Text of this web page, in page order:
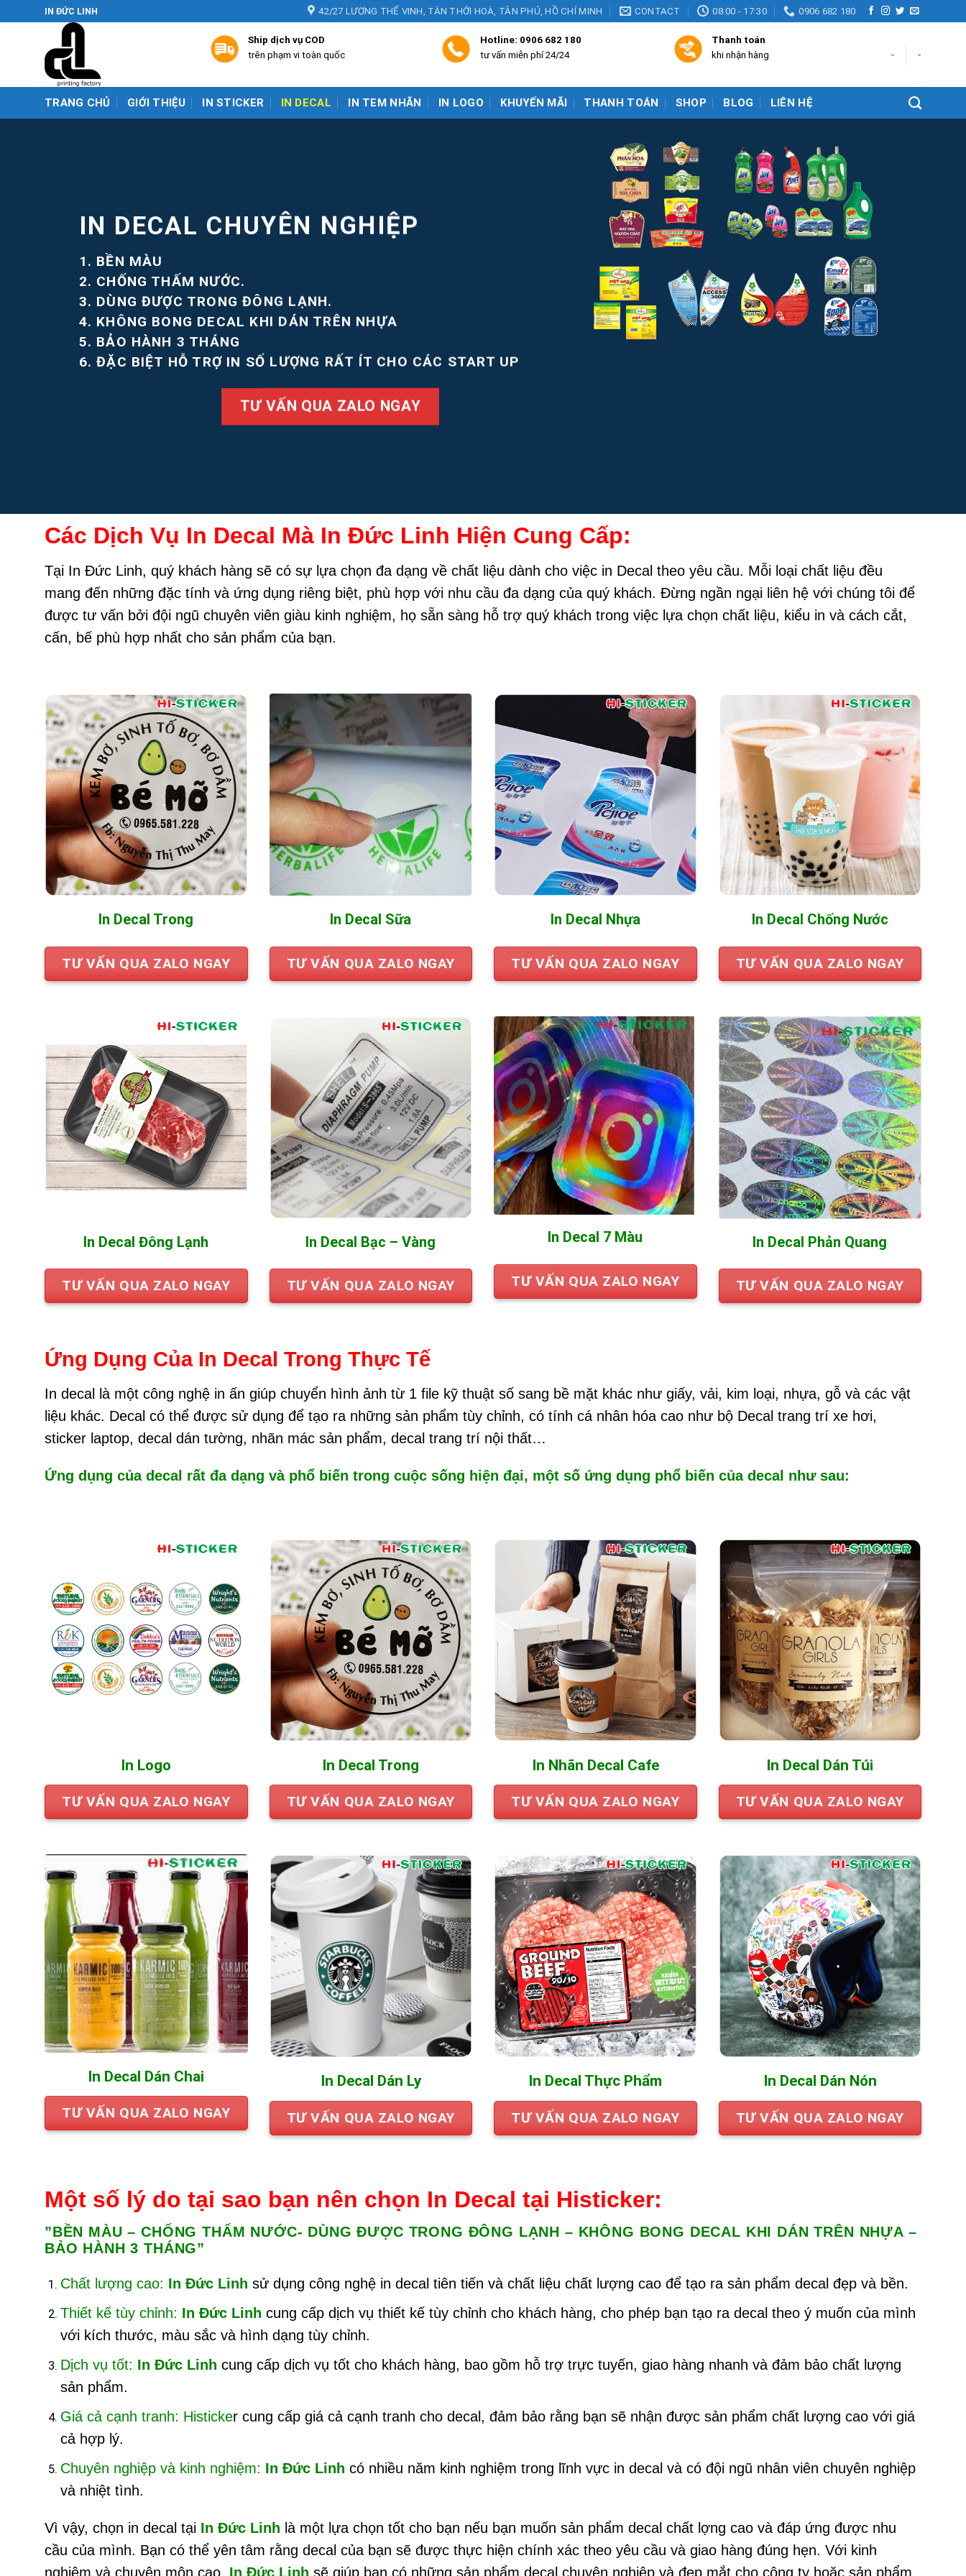
to
IN ĐỨC LINH 42/27 LƯƠNG THẾ VINH, TÂN THỚI HOÀ, TÂN PHÚ, HỒ CHÍ MINH CONTACT 08:00 - 17:30 0906 682 180
Ship dịch vụ COD
trên phạm vi toàn quốc
Hotline: 0906 682 180
tư vấn miễn phí 24/24
Thanh toán
khi nhận hàng
- -
TRANG CHỦ GIỚI THIỆU IN STICKER IN DECAL IN TEM NHÃN IN LOGO KHUYẾN MÃI THANH TOÁN SHOP BLOG LIÊN HỆ
IN DECAL CHUYÊN NGHIỆP
1. BỀN MÀU
2. CHỐNG THẤM NƯỚC.
3. DÙNG ĐƯỢC TRONG ĐÔNG LẠNH.
4. KHÔNG BONG DECAL KHI DÁN TRÊN NHỰA
5. BẢO HÀNH 3 THÁNG
6. ĐẶC BIỆT HỖ TRỢ IN SỐ LƯỢNG RẤT ÍT CHO CÁC START UP
TƯ VẤN QUA ZALO NGAY
Các Dịch Vụ In Decal Mà In Đức Linh Hiện Cung Cấp:
Tại In Đức Linh, quý khách hàng sẽ có sự lựa chọn đa dạng về chất liệu dành cho việc in Decal theo yêu cầu. Mỗi loại chất liệu đều
mang đến những đặc tính và ứng dụng riêng biệt, phù hợp với nhu cầu đa dạng của quý khách. Đừng ngần ngại liên hệ với chúng tôi để
được tư vấn bởi đội ngũ chuyên viên giàu kinh nghiệm, họ sẵn sàng hỗ trợ quý khách trong việc lựa chọn chất liệu, kiểu in và cách cắt,
cấn, bế phù hợp nhất cho sản phẩm của bạn.
In Decal Trong
TƯ VẤN QUA ZALO NGAY
In Decal Sữa
TƯ VẤN QUA ZALO NGAY
In Decal Nhựa
TƯ VẤN QUA ZALO NGAY
In Decal Chống Nước
TƯ VẤN QUA ZALO NGAY
In Decal Đông Lạnh
TƯ VẤN QUA ZALO NGAY
In Decal Bạc – Vàng
TƯ VẤN QUA ZALO NGAY
In Decal 7 Màu
TƯ VẤN QUA ZALO NGAY
In Decal Phản Quang
TƯ VẤN QUA ZALO NGAY
Ứng Dụng Của In Decal Trong Thực Tế
In decal là một công nghệ in ấn giúp chuyển hình ảnh từ 1 file kỹ thuật số sang bề mặt khác như giấy, vải, kim loại, nhựa, gỗ và các vật
liệu khác. Decal có thể được sử dụng để tạo ra những sản phẩm tùy chỉnh, có tính cá nhân hóa cao như bộ Decal trang trí xe hơi,
sticker laptop, decal dán tường, nhãn mác sản phẩm, decal trang trí nội thất…
Ứng dụng của decal rất đa dạng và phổ biến trong cuộc sống hiện đại, một số ứng dụng phổ biến của decal như sau:
In Logo
TƯ VẤN QUA ZALO NGAY
In Decal Trong
TƯ VẤN QUA ZALO NGAY
In Nhãn Decal Cafe
TƯ VẤN QUA ZALO NGAY
In Decal Dán Túi
TƯ VẤN QUA ZALO NGAY
In Decal Dán Chai
TƯ VẤN QUA ZALO NGAY
In Decal Dán Ly
TƯ VẤN QUA ZALO NGAY
In Decal Thực Phẩm
TƯ VẤN QUA ZALO NGAY
In Decal Dán Nón
TƯ VẤN QUA ZALO NGAY
Một số lý do tại sao bạn nên chọn In Decal tại Histicker:
”BỀN MÀU – CHỐNG THẤM NƯỚC- DÙNG ĐƯỢC TRONG ĐÔNG LẠNH – KHÔNG BONG DECAL KHI DÁN TRÊN NHỰA –
BẢO HÀNH 3 THÁNG”
Chất lượng cao: In Đức Linh sử dụng công nghệ in decal tiên tiến và chất liệu chất lượng cao để tạo ra sản phẩm decal đẹp và bền.
Thiết kế tùy chỉnh: In Đức Linh cung cấp dịch vụ thiết kế tùy chỉnh cho khách hàng, cho phép bạn tạo ra decal theo ý muốn của mình
với kích thước, màu sắc và hình dạng tùy chỉnh.
Dịch vụ tốt: In Đức Linh cung cấp dịch vụ tốt cho khách hàng, bao gồm hỗ trợ trực tuyến, giao hàng nhanh và đảm bảo chất lượng
sản phẩm.
Giá cả cạnh tranh: Histicker cung cấp giá cả cạnh tranh cho decal, đảm bảo rằng bạn sẽ nhận được sản phẩm chất lượng cao với giá
cả hợp lý.
Chuyên nghiệp và kinh nghiệm: In Đức Linh có nhiều năm kinh nghiệm trong lĩnh vực in decal và có đội ngũ nhân viên chuyên nghiệp
và nhiệt tình.
Vì vậy, chọn in decal tại In Đức Linh là một lựa chọn tốt cho bạn nếu bạn muốn sản phẩm decal chất lợng cao và đáp ứng được nhu
cầu của mình. Bạn có thể yên tâm rằng decal của bạn sẽ được thực hiện chính xác theo yêu cầu và giao hàng đúng hẹn. Với kinh
nghiệm và chuyên môn cao, In Đức Linh sẽ giúp bạn có những sản phẩm decal chuyên nghiệp và đẹp mắt cho công ty hoặc sản phẩm